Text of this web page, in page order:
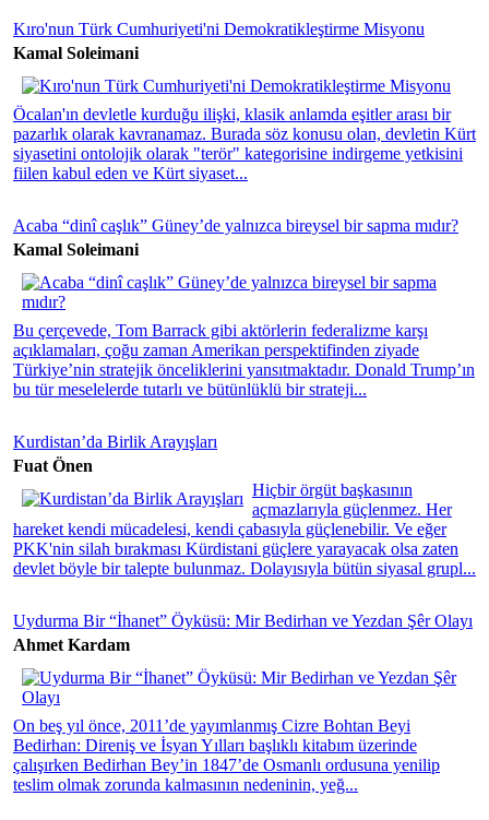
Kıro'nun Türk Cumhuriyeti'ni Demokratikleştirme Misyonu
Kamal Soleimani
Öcalan'ın devletle kurduğu ilişki, klasik anlamda eşitler arası bir
pazarlık olarak kavranamaz. Burada söz konusu olan, devletin Kürt
siyasetini ontolojik olarak "terör" kategorisine indirgeme yetkisini
fiilen kabul eden ve Kürt siyaset...
Acaba “dinî caşlık” Güney’de yalnızca bireysel bir sapma mıdır?
Kamal Soleimani
Bu çerçevede, Tom Barrack gibi aktörlerin federalizme karşı
açıklamaları, çoğu zaman Amerikan perspektifinden ziyade
Türkiye’nin stratejik önceliklerini yansıtmaktadır. Donald Trump’ın
bu tür meselelerde tutarlı ve bütünlüklü bir strateji...
Kurdistan’da Birlik Arayışları
Fuat Önen
Hiçbir örgüt başkasının
açmazlarıyla güçlenmez. Her
hareket kendi mücadelesi, kendi çabasıyla güçlenebilir. Ve eğer
PKK'nin silah bırakması Kürdistani güçlere yarayacak olsa zaten
devlet böyle bir talepte bulunmaz. Dolayısıyla bütün siyasal grupl...
Uydurma Bir “İhanet” Öyküsü: Mir Bedirhan ve Yezdan Şêr Olayı
Ahmet Kardam
On beş yıl önce, 2011’de yayımlanmış Cizre Bohtan Beyi
Bedirhan: Direniş ve İsyan Yılları başlıklı kitabım üzerinde
çalışırken Bedirhan Bey’in 1847’de Osmanlı ordusuna yenilip
teslim olmak zorunda kalmasının nedeninin, yeğ...